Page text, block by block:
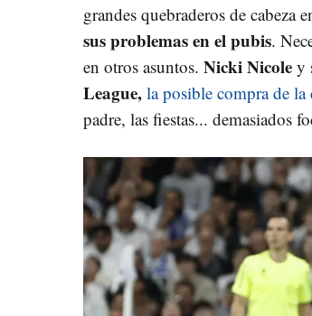
grandes quebraderos de cabeza
sus problemas en el pubis.
en otros asuntos. Nicki Nicole y
League, la posible compra de la
padre, las fiestas... demasiados